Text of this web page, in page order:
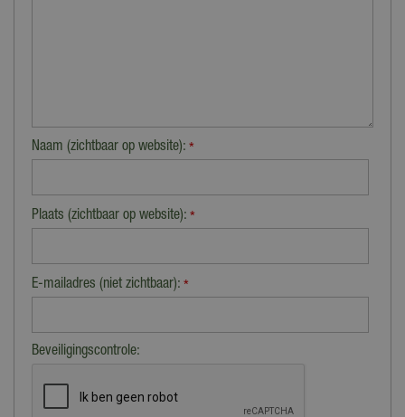
Naam (zichtbaar op website): *
Plaats (zichtbaar op website): *
E-mailadres (niet zichtbaar): *
Beveiligingscontrole: